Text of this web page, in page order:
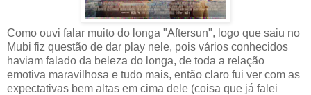
Como ouvi falar muito do longa "Aftersun", logo que saiu no
Mubi fiz questão de dar play nele, pois vários conhecidos
haviam falado da beleza do longa, de toda a relação
emotiva maravilhosa e tudo mais, então claro fui ver com as
expectativas bem altas em cima dele (coisa que já falei